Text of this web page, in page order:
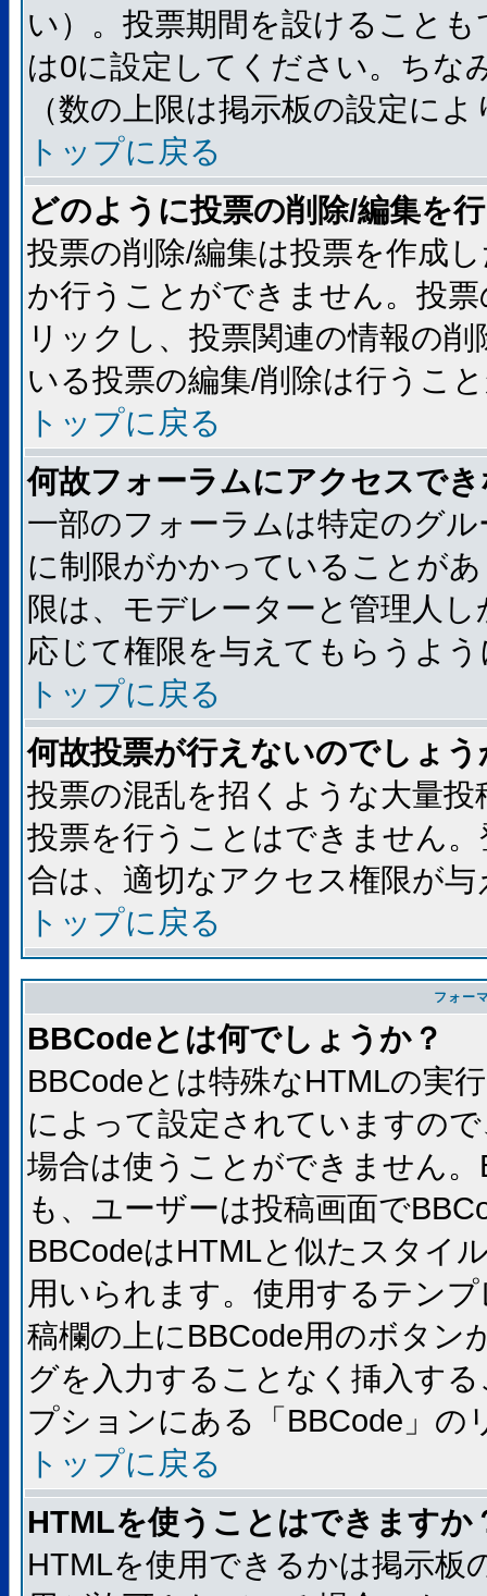
い）。投票期間を設けること
は0に設定してください。ちな
（数の上限は掲示板の設定に
トップに戻る
どのように投票の削除/編集を
投票の削除/編集は投票を作成
か行うことができません。投
リックし、投票関連の情報の
いる投票の編集/削除は行うこ
トップに戻る
何故フォーラムにアクセスで
一部のフォーラムは特定のグ
に制限がかかっていることが
限は、モデレーターと管理人
応じて権限を与えてもらうよ
トップに戻る
何故投票が行えないのでしょう
投票の混乱を招くような大量
投票を行うことはできません
合は、適切なアクセス権限が
トップに戻る
フォー
BBCodeとは何でしょうか？
BBCodeとは特殊なHTMLの実
によって設定されていますの
場合は使うことができません
も、ユーザーは投稿画面で
BBCodeはHTMLと似たスタイ
用いられます。使用するテン
稿欄の上にBBCode用のボタン
グを入力することなく挿入す
プションにある「BBCode」
トップに戻る
HTMLを使うことはできますか
HTMLを使用できるかは掲示板